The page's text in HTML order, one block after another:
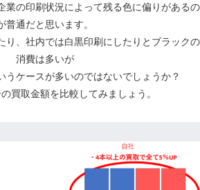
業の印刷状況によって残る色に偏りがあるの
普通だと思います。
り、社内では白黒印刷にしたりとブラックの
消費は多いが
うケースが多いのではないでしょうか？
買取金額を比較してみましょう。